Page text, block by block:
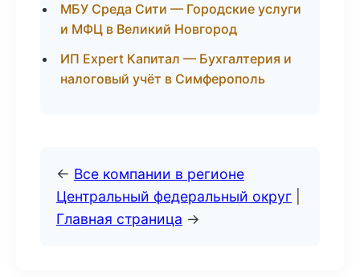
МБУ Среда Сити — Городские услуги
и МФЦ в Великий Новгород
ИП Expert Капитал — Бухгалтерия и
налоговый учёт в Симферополь
← Все компании в регионе
Центральный федеральный округ
Главная страница →